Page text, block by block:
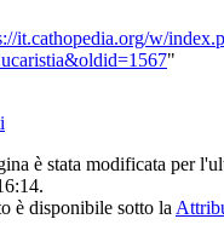
it.cathopedia.org/w/
"
è stata modificata per
è disponibile sotto la